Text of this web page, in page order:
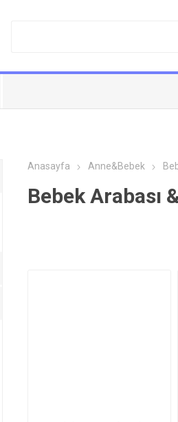
Anasayfa Anne&Bebek
Bebek Arabası